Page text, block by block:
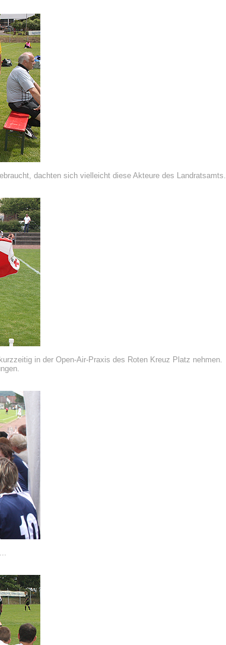
dachten sich vielleicht diese Akteure des Landratsamts.
in der Open-Air-Praxis des Roten Kreuz Platz nehmen.